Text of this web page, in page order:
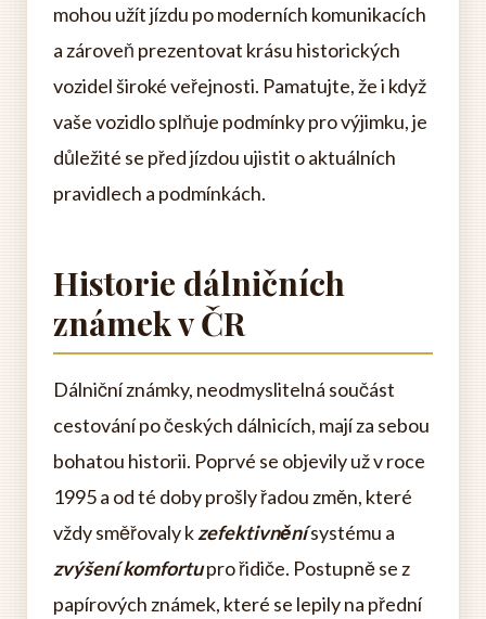
mohou užít jízdu po moderních komunikacích
a zároveň prezentovat krásu historických
vozidel široké veřejnosti. Pamatujte, že i když
vaše vozidlo splňuje podmínky pro výjimku, je
důležité se před jízdou ujistit o aktuálních
pravidlech a podmínkách.
Historie dálničních
známek v ČR
Dálniční známky, neodmyslitelná součást
cestování po českých dálnicích, mají za sebou
bohatou historii. Poprvé se objevily už v roce
1995 a od té doby prošly řadou změn, které
vždy směřovaly kzefektivněnísystému a
zvýšení komfortupro řidiče. Postupně se z
papírových známek, které se lepily na přední